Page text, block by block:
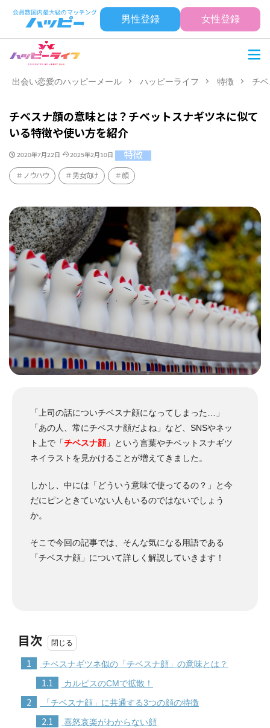
男性登録 女性登録
出会い恋愛のハッピーメール ハッピーライフ 特徴 チ
チベスナ顔の意味とは？チベットスナギツネに似て
いる特徴や使い方を紹介
2020年7月22日 2025年2月10日 特徴
ノウハウ 男女向け 顔
「上司の話についチベスナ顔になってしまった…」
「あの人、常にチベスナ顔だよね」など、SNSやネッ
ト上で「チベスナ顔」という言葉やチベットスナギツ
ネイラストを見かけることが増えてきました。
しかし、中には「どういう意味で使ってるの？」と今
だにピンときていない人もいるのではないでしょう
か。
そこで今回の記事では、そんな気になる用語である
「チベスナ顔」について詳しく解説していきます！
目次
1 チベスナギツネ似の「チベスナ顔」の意味とは？
1.1 カルピスのCMで拡散！
2 「チベスナ顔」に共通する3つの顔の特徴
2.1 喜怒哀楽がわからない顔